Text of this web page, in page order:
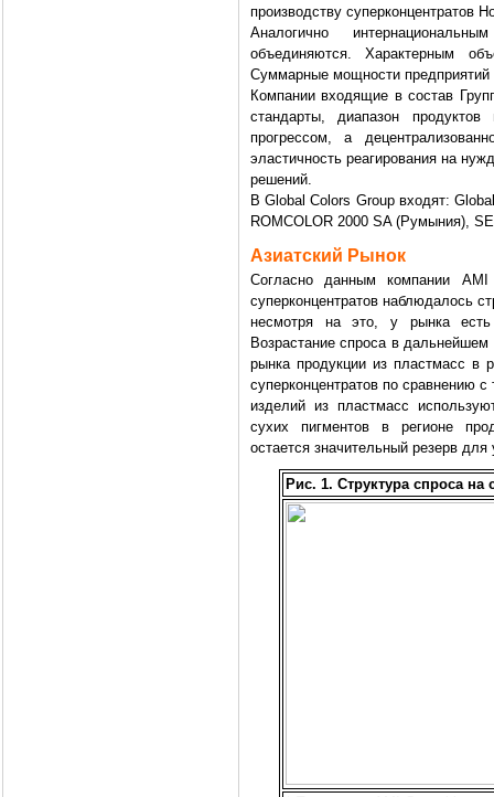
производству суперконцентратов
Аналогично
объединяются. Характерным
Суммарные мощности предприятий
Компании входящие в состав
стандарты, диапазон
прогрессом, а
эластичность реагирования на
решений.
В Global Colors Group входят:
ROMCOLOR 2000 SA (Румыния),
Азиатский Рынок
Согласно данным компании
суперконцентратов наблюдалось
несмотря на это, у рынка есть
Возрастание спроса в
рынка продукции из пластмасс в
суперконцентратов по сравнению
изделий из пластмасс
сухих пигментов в регионе
остается значительный резерв
Рис. 1. Структура спроса на